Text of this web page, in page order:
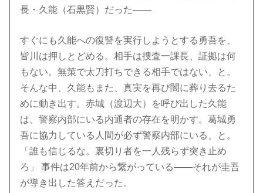
長・久能（石黒賢）だった――
すぐにも久能への復讐を実行しようとする勇吾を、
皆川は押しとどめる。相手は捜査一課長、証拠は何
もない。無策で太刀打ちできる相手ではない、と。
そんな中、久能もまた、真実を再び闇に葬り去るた
めに動き出す。赤城（渡辺大）を呼び出した久能
は、警察内部にいる内通者の存在を明かす。葛城勇
吾に協力している人間が必ず警察内部にいる、と。
「誰も信じるな。裏切り者を一人残らず突き止め
ろ」 事件は20年前から繋がっている――それが圭吾
が導き出した答えだった。